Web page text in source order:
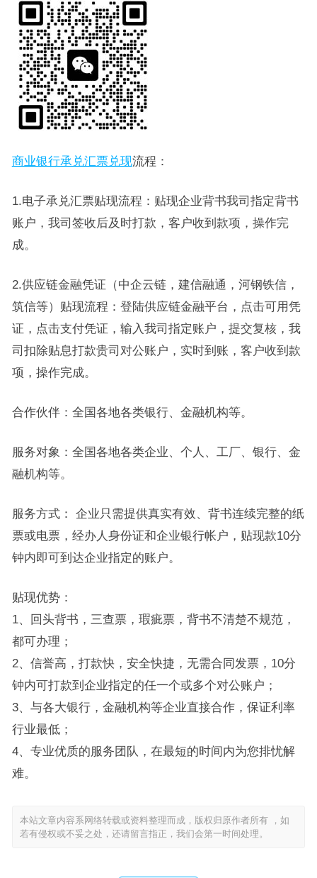
商业银行承兑汇票兑现流程：
1.电子承兑汇票贴现流程：贴现企业背书我司指定背书
账户，我司签收后及时打款，客户收到款项，操作完
成。
2.供应链金融凭证（中企云链，建信融通，河钢铁信，
筑信等）贴现流程：登陆供应链金融平台，点击可用凭
证，点击支付凭证，输入我司指定账户，提交复核，我
司扣除贴息打款贵司对公账户，实时到账，客户收到款
项，操作完成。
合作伙伴：全国各地各类银行、金融机构等。
服务对象：全国各地各类企业、个人、工厂、银行、金
融机构等。
服务方式： 企业只需提供真实有效、背书连续完整的纸
票或电票，经办人身份证和企业银行帐户，贴现款10分
钟内即可到达企业指定的账户。
贴现优势：
1、回头背书，三查票，瑕疵票，背书不清楚不规范，
都可办理；
2、信誉高，打款快，安全快捷，无需合同发票，10分
钟内可打款到企业指定的任一个或多个对公账户；
3、与各大银行，金融机构等企业直接合作，保证利率
行业最低；
4、专业优质的服务团队，在最短的时间内为您排忧解
难。
本站文章内容系网络转载或资料整理而成，版权归原作者所有 ，如
若有侵权或不妥之处，还请留言指正，我们会第一时间处理。